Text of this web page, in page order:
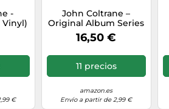
-
Vinyl)
€
John Coltrane –
Original Album Series
– CD Box Set
(Importación USA)
16,50 €
11 precios
amazon.es
Envío a partir de 2,99 €